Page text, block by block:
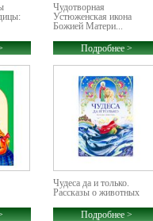
Чудотворная
Устюженская икона
Божией Матери...
Подробнее >
Чудеса да и только.
Рассказы о животных
Подробнее >